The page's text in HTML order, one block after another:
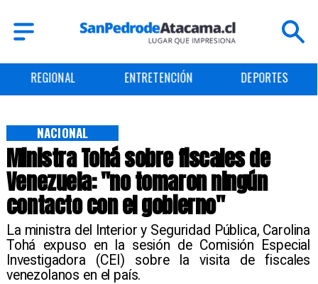
ENTRETENCIÓN DEPORTES CULTURA
Ministra Tohá sobre fiscales de
Venezuela: "no tomaron ningún
contacto con el gobierno"
La ministra del Interior y Seguridad Pública, Carolina
Tohá expuso en la sesión de Comisión Especial
Investigadora (CEI) sobre la visita de fiscales
venezolanos en el país.
NACIONAL